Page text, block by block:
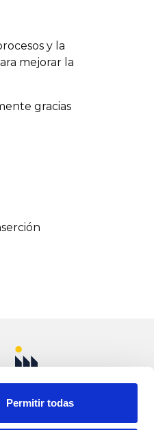
Permitir todas
y la
mejorar la
gracias
datos,